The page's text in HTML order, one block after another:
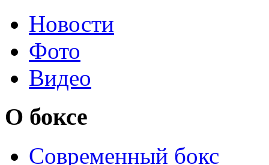
Новости
Фото
Видео
О боксе
Современный бокс